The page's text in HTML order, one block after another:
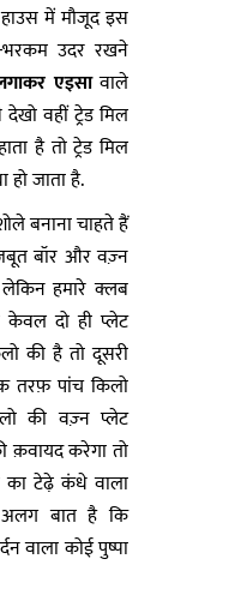
में मौजूद इस
भरकम उदर रखने
एइसावाले
वहीं ट्रेड मिल
है तो ट्रेड मिल
जाता है.
बनाना चाहते हैं
बॉर और वज़्न
हमारे क्लब
दो ही प्लेट
की है तो दूसरी
तरफ़ पांच किलो
की वज़्न प्लेट
क़वायद करेगा तो
का टेढ़े कंधे वाला
अलग बात है कि
वाला कोई पुष्पा